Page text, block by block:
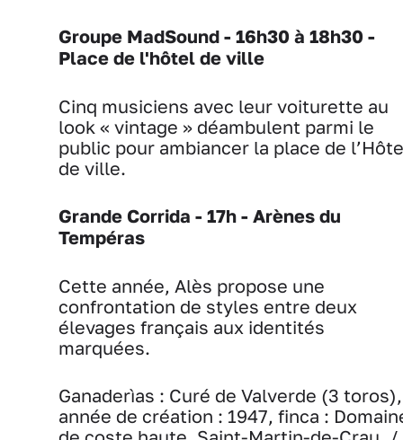
Groupe MadSound - 16h30 à 18h30 -
Place de l'hôtel de ville
Cinq musiciens avec leur voiturette au
look « vintage » déambulent parmi le
public pour ambiancer la place de
de ville.
Grande Corrida - 17h - Arènes du
Tempéras
Cette année, Alès propose une
confrontation de styles entre deux
élevages français aux identités
marquées.
Ganaderìas : Curé de Valverde (3 toros),
année de création : 1947, finca :